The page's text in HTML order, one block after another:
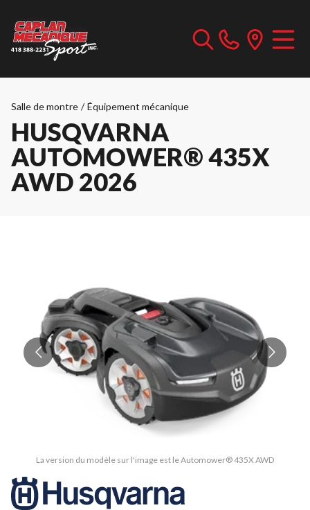
Salle de montre / Équipement mécanique
HUSQVARNA
AUTOMOWER® 435X
AWD 2026
La version du modèle sur l'image est le Automower® 435X AWD